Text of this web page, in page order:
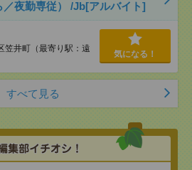
夜勤専従） /Jb[アルバイト]
笠井町（最寄り駅：遠
気になる！
すべて見る